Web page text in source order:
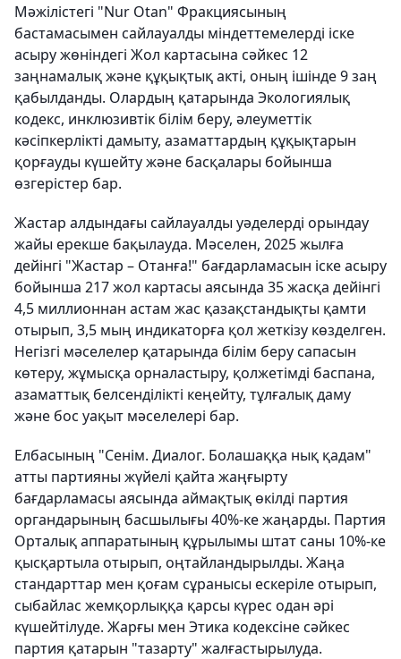
Мәжілістегі "Nur Otan" Фракциясының
бастамасымен сайлауалды міндеттемелерді іске
асыру жөніндегі Жол картасына сәйкес 12
заңнамалық және құқықтық акті, оның ішінде 9 заң
қабылданды. Олардың қатарында Экологиялық
кодекс, инклюзивтік білім беру, әлеуметтік
кәсіпкерлікті дамыту, азаматтардың құқықтарын
қорғауды күшейту және басқалары бойынша
өзгерістер бар.
Жастар алдындағы сайлауалды уәделерді орындау
жайы ерекше бақылауда. Мәселен, 2025 жылға
дейінгі "Жастар – Отанға!" бағдарламасын іске асыру
бойынша 217 жол картасы аясында 35 жасқа дейінгі
4,5 миллионнан астам жас қазақстандықты қамти
отырып, 3,5 мың индикаторға қол жеткізу көзделген.
Негізгі мәселелер қатарында білім беру сапасын
көтеру, жұмысқа орналастыру, қолжетімді баспана,
азаматтық белсенділікті кеңейту, тұлғалық даму
және бос уақыт мәселелері бар.
Елбасының "Сенім. Диалог. Болашаққа нық қадам"
атты партияны жүйелі қайта жаңғырту
бағдарламасы аясында аймақтық өкілді партия
органдарының басшылығы 40%-ке жаңарды. Партия
Орталық аппаратының құрылымы штат саны 10%-ке
қысқартыла отырып, оңтайландырылды. Жаңа
стандарттар мен қоғам сұранысы ескеріле отырып,
сыбайлас жемқорлыққа қарсы күрес одан әрі
күшейтілуде. Жарғы мен Этика кодексіне сәйкес
партия қатарын "тазарту" жалғастырылуда.